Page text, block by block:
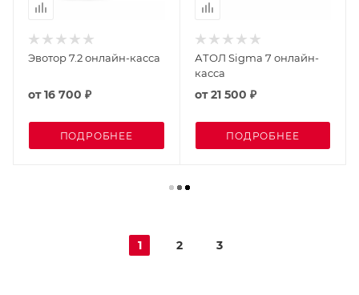
Эвотор 7.2 онлайн-касса
от16 700 ₽
ПОДРОБНЕЕ
АТОЛ Sigma 7 онлайн-
касса
от21 500 ₽
ПОДРОБНЕЕ
1 2 3